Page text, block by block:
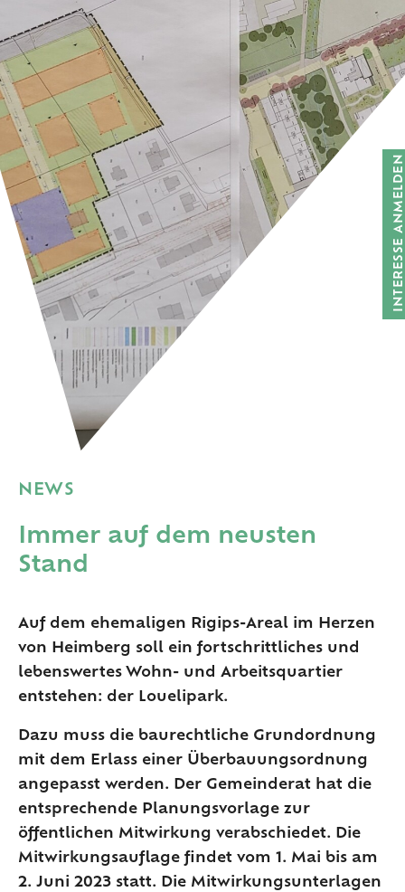
NEWS
Immer auf dem neusten
Stand
Auf dem ehemaligen Rigips-Areal im Herzen
von Heimberg soll ein fortschrittliches und
lebenswertes Wohn- und Arbeitsquartier
entstehen: der Louelipark.
Dazu muss die baurechtliche Grundordnung
mit dem Erlass einer Überbauungsordnung
angepasst werden. Der Gemeinderat hat die
entsprechende Planungsvorlage zur
öffentlichen Mitwirkung verabschiedet. Die
Mitwirkungsauflage findet vom 1. Mai bis am
2. Juni 2023 statt. Die Mitwirkungsunterlagen
INTERESSE ANMELDEN